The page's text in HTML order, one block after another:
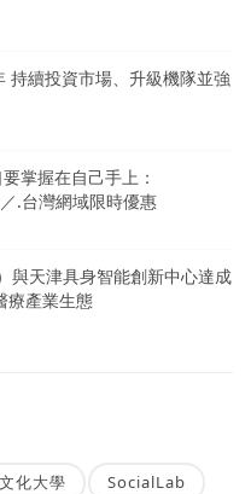
持續投資市場、升級機隊並強
掌握在自己手上：
.台灣網域限時優惠
與天津具身智能創新中心達成
療產業生態
化大學 SocialLab